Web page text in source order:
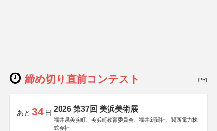
締め切り直前コンテスト [PR]
あと 34 日 2026 第37回 美浜美術展
福井県美浜町、美浜町教育委員会、福井新聞社、関西電力株
式会社